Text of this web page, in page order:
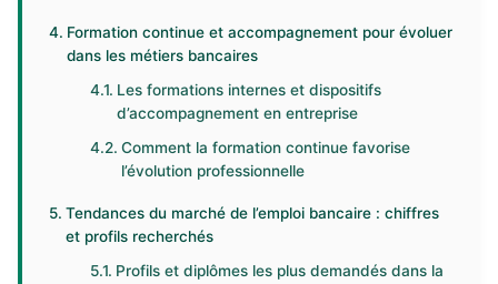
Formation continue et accompagnement pour évoluer
dans les métiers bancaires
Les formations internes et dispositifs
d’accompagnement en entreprise
Comment la formation continue favorise
l’évolution professionnelle
Tendances du marché de l’emploi bancaire : chiffres
et profils recherchés
Profils et diplômes les plus demandés dans la